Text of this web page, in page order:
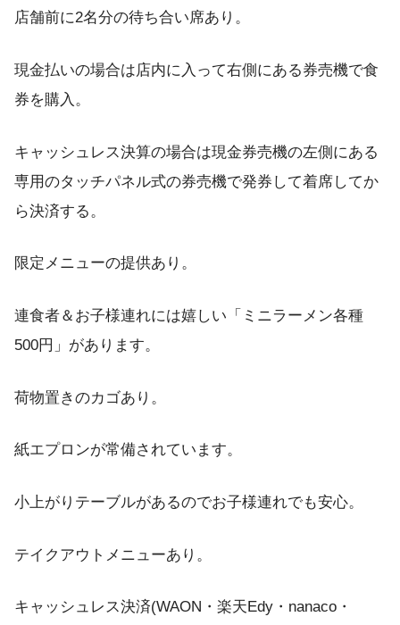
店舗前に2名分の待ち合い席あり。
現金払いの場合は店内に入って右側にある券売機で食
券を購入。
キャッシュレス決算の場合は現金券売機の左側にある
専用のタッチパネル式の券売機で発券して着席してか
ら決済する。
限定メニューの提供あり。
連食者＆お子様連れには嬉しい「ミニラーメン各種
500円」があります。
荷物置きのカゴあり。
紙エプロンが常備されています。
小上がりテーブルがあるのでお子様連れでも安心。
テイクアウトメニューあり。
キャッシュレス決済(WAON・楽天Edy・nanaco・